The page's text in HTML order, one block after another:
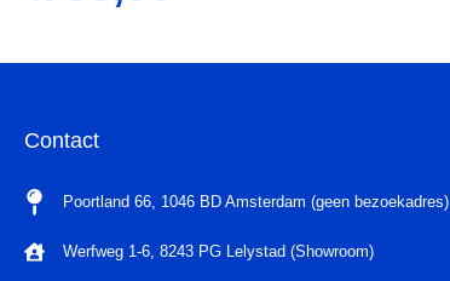
Contact
Poortland 66, 1046 BD Amsterdam (geen bezoekadres)
Werfweg 1-6, 8243 PG Lelystad (Showroom)